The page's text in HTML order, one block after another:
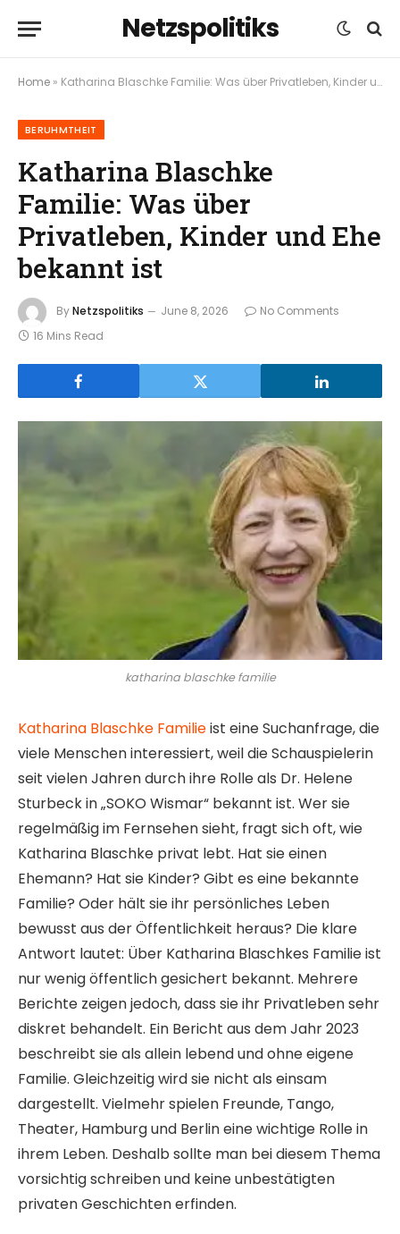
Netzspolitiks
Home » Katharina Blaschke Familie: Was über Privatleben, Kinder und Ehe bekannt ist
BERUHMTHEIT
Katharina Blaschke
Familie: Was über
Privatleben, Kinder und Ehe
bekannt ist
ByNetzspolitiks June 8, 2026
No Comments
16 Mins Read
katharina blaschke familie
Katharina Blaschke Familieist eine Suchanfrage, die
viele Menschen interessiert, weil die Schauspielerin
seit vielen Jahren durch ihre Rolle als Dr. Helene
Sturbeck in „SOKO Wismar“ bekannt ist. Wer sie
regelmäßig im Fernsehen sieht, fragt sich oft, wie
Katharina Blaschke privat lebt. Hat sie einen
Ehemann? Hat sie Kinder? Gibt es eine bekannte
Familie? Oder hält sie ihr persönliches Leben
bewusst aus der Öffentlichkeit heraus? Die klare
Antwort lautet: Über Katharina Blaschkes Familie ist
nur wenig öffentlich gesichert bekannt. Mehrere
Berichte zeigen jedoch, dass sie ihr Privatleben sehr
diskret behandelt. Ein Bericht aus dem Jahr 2023
beschreibt sie als allein lebend und ohne eigene
Familie. Gleichzeitig wird sie nicht als einsam
dargestellt. Vielmehr spielen Freunde, Tango,
Theater, Hamburg und Berlin eine wichtige Rolle in
ihrem Leben. Deshalb sollte man bei diesem Thema
vorsichtig schreiben und keine unbestätigten
privaten Geschichten erfinden.